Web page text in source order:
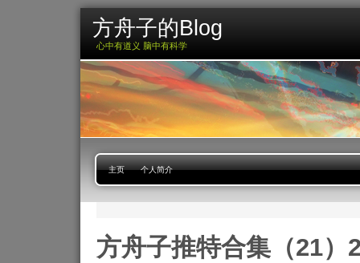
方舟子的Blog
心中有道义 脑中有科学
主页 个人简介
方舟子推特合集（21）